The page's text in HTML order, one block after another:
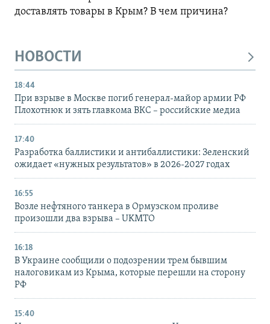
доставлять товары в Крым? В чем причина?
НОВОСТИ
18:44
При взрыве в Москве погиб генерал-майор армии РФ
Плохотнюк и зять главкома ВКС – российские медиа
17:40
Разработка баллистики и антибаллистики: Зеленский
ожидает «нужных результатов» в 2026-2027 годах
16:55
Возле нефтяного танкера в Ормузском проливе
произошли два взрыва – UKMTO
16:18
В Украине сообщили о подозрении трем бывшим
налоговикам из Крыма, которые перешли на сторону
РФ
15:40